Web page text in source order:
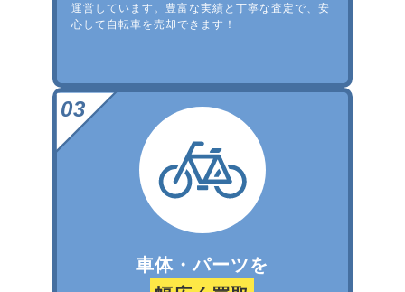
運営しています。豊富な実績と丁寧な査定で、安
心して自転車を売却できます！
車体・パーツを